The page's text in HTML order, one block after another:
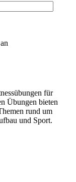
für
Übungen bieten
rund um
und Sport.